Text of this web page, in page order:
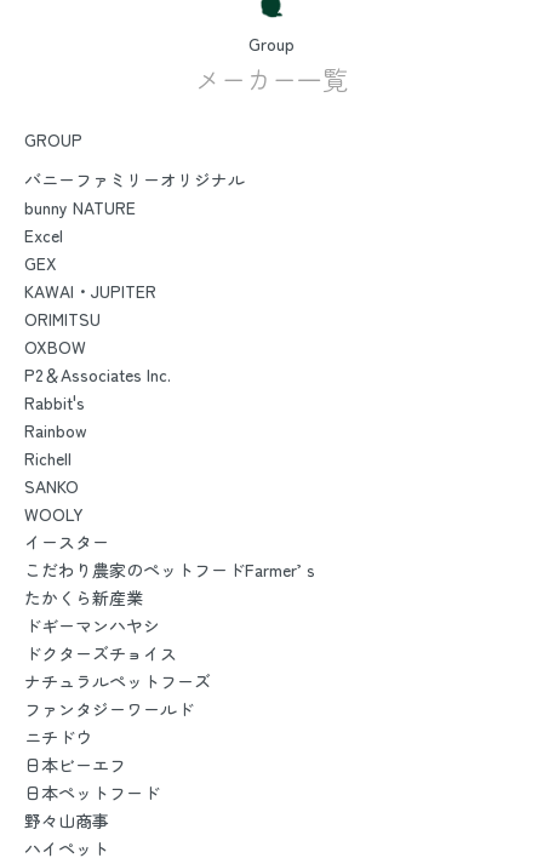
Group
メーカー一覧
GROUP
バニーファミリーオリジナル
bunny NATURE
Excel
GEX
KAWAI・JUPITER
ORIMITSU
OXBOW
P2＆Associates Inc.
Rabbit's
Rainbow
Richell
SANKO
WOOLY
イースター
こだわり農家のペットフードFarmer’ｓ
たかくら新産業
ドギーマンハヤシ
ドクターズチョイス
ナチュラルペットフーズ
ファンタジーワールド
ニチドウ
日本ビーエフ
日本ペットフード
野々山商事
ハイペット